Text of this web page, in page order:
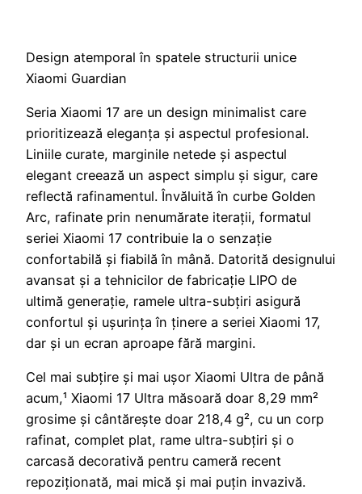
Design atemporal în spatele structurii unice
Xiaomi Guardian
Seria Xiaomi 17 are un design minimalist care
prioritizează eleganța și aspectul profesional.
Liniile curate, marginile netede și aspectul
elegant creează un aspect simplu și sigur, care
reflectă rafinamentul. Învăluită în curbe Golden
Arc, rafinate prin nenumărate iterații, formatul
seriei Xiaomi 17 contribuie la o senzație
confortabilă și fiabilă în mână. Datorită designului
avansat și a tehnicilor de fabricație LIPO de
ultimă generație, ramele ultra-subțiri asigură
confortul și ușurința în ținere a seriei Xiaomi 17,
dar și un ecran aproape fără margini.
Cel mai subțire și mai ușor Xiaomi Ultra de până
acum,¹ Xiaomi 17 Ultra măsoară doar 8,29 mm²
grosime și cântărește doar 218,4 g², cu un corp
rafinat, complet plat, rame ultra-subțiri și o
carcasă decorativă pentru cameră recent
repoziționată, mai mică și mai puțin invazivă.